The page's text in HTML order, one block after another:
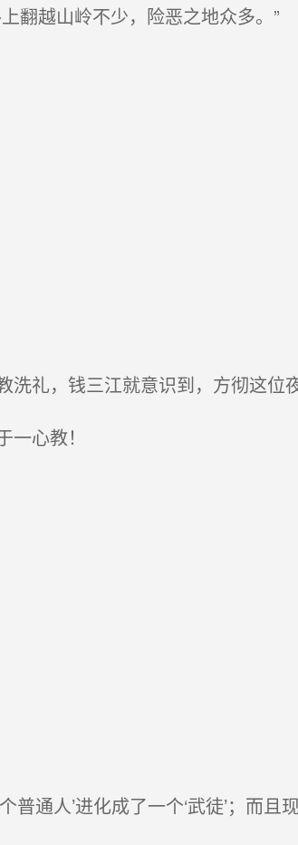
翻越山岭不少，险恶之地众多。”
礼，钱三江就意识到，方彻这位
心教！
通人’进化成了一个‘武徒’；而且现